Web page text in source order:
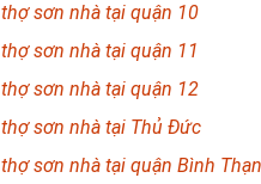
thợ sơn nhà tại quận 10
thợ sơn nhà tại quận 11
thợ sơn nhà tại quận 12
thợ sơn nhà tại Thủ Đức
thợ sơn nhà tại quận Bình